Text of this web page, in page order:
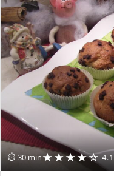
⏱ 30 min★★★★☆